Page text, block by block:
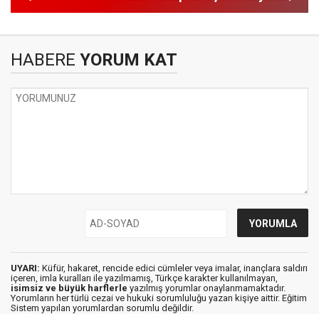
HABERE YORUM KAT
UYARI: Küfür, hakaret, rencide edici cümleler veya imalar, inançlara saldırı
içeren, imla kuralları ile yazılmamış, Türkçe karakter kullanılmayan,
isimsiz ve büyük harflerle yazılmış yorumlar onaylanmamaktadır.
Yorumların her türlü cezai ve hukuki sorumluluğu yazan kişiye aittir. Eğitim
Sistem yapılan yorumlardan sorumlu değildir.